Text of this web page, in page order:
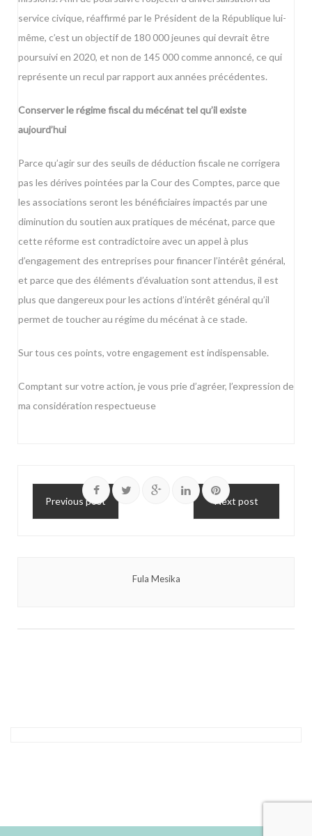
service civique, réaffirmé par le Président de la République lui-
même, c’est un objectif de 180 000 jeunes qui devrait être
poursuivi en 2020, et non de 145 000 comme annoncé, ce qui
représente un recul par rapport aux années précédentes.
Conserver le régime fiscal du mécénat tel qu’il existe
aujourd’hui
Parce qu’agir sur des seuils de déduction fiscale ne corrigera
pas les dérives pointées par la Cour des Comptes, parce que
les associations seront les bénéficiaires impactés par une
diminution du soutien aux pratiques de mécénat, parce que
cette réforme est contradictoire avec un appel à plus
d’engagement des entreprises pour financer l’intérêt général,
et parce que des éléments d’évaluation sont attendus, il est
plus que dangereux pour les actions d’intérêt général qu’il
permet de toucher au régime du mécénat à ce stade.
Sur tous ces points, votre engagement est indispensable.
Comptant sur votre action, je vous prie d’agréer, l’expression de
ma considération respectueuse
Previous post Next post
Fula Mesika